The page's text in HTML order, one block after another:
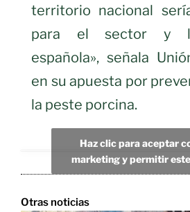
territorio nacional
para el sector y
española», señala
en su apuesta por
la peste porcina.
Haz clic para aceptar
marketing y permitir
Otras noticias